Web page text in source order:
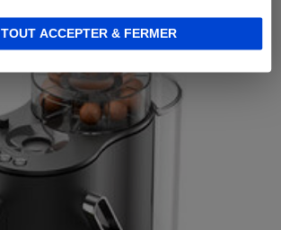
TOUT ACCEPTER & FERMER